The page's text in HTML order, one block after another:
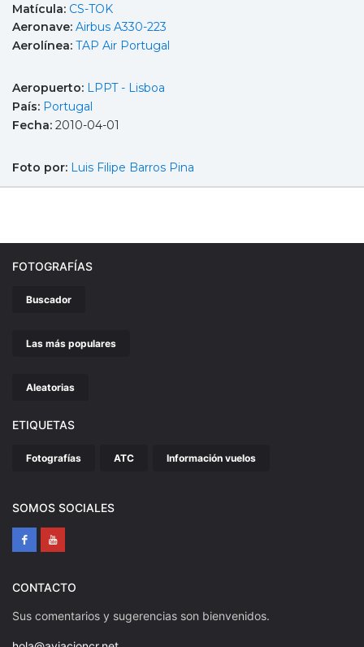
Matícula: CS-TOK
Aeronave: Airbus A330-223
Aerolínea: TAP Air Portugal
Aeropuerto: LPPT - Lisboa
País: Portugal
Fecha: 2010-04-01
Foto por: Luis Filipe Barros Pina
FOTOGRAFÍAS
Buscador
Las más populares
Aleatorias
ETIQUETAS
Fotografías ATC Información vuelos
SOMOS SOCIALES
CONTACTO
Sus comentarios y sugerencias son bienvenidos.